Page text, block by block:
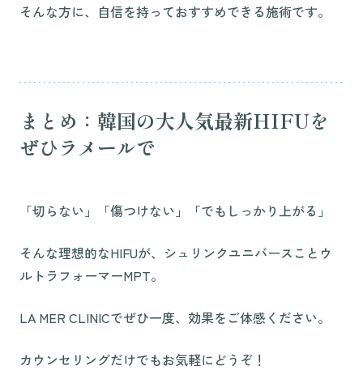
そんな方に、自信を持っておすすめできる施術です。
まとめ：韓国の大人気最新HIFUを
ぜひラメールで
「切らない」「傷つけない」「でもしっかり上がる」
そんな理想的なHIFUが、シュリンクユニバースことウ
ルトラフォーマーMPT。
LA MER CLINICでぜひ一度、効果をご体感ください。
カウンセリングだけでもお気軽にどうぞ！